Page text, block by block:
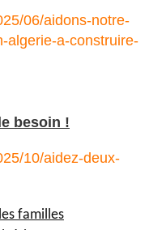
06/aidons-notre-
algerie-a-construire-
besoin !
10/aidez-deux-
familles